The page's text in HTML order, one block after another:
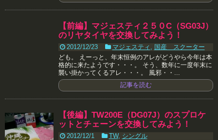
【前編】マジェスティ２５０C（SG03J）
のリヤタイヤを交換してみよう！
2012/12/23 マジェスティ
国産 スクーター
ども。 えーっと、年末恒例のアレがどうやら今年は本
格的に来たようです・・・。 そう、数年に一度年末に
襲い掛かってくるアレ・・・。 風邪・・...
記事を読む
【後編】TW200E（DG07J）のスプロケ
ットとチェーンを交換してみよう！
2012/12/1 TW, シングル